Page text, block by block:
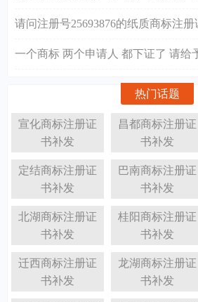
请问注册号25693876的纸质商标注册
一个商标 两个申请人 都下证了 请给
热门话题
宣化商标注册证
书补发
昌都商标注册证
书补发
定结商标注册证
书补发
巴南商标注册证
书补发
北湖商标注册证
书补发
桂阳商标注册证
书补发
迁西商标注册证
书补发
龙湖商标注册证
书补发